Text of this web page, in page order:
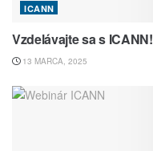
ICANN
Vzdelávajte sa s ICANN!
13 MARCA, 2025